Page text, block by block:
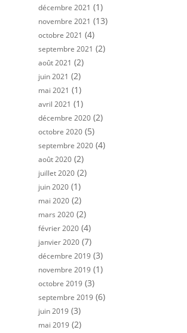
décembre 2021 (1)
novembre 2021 (13)
octobre 2021 (4)
septembre 2021 (2)
août 2021 (2)
juin 2021 (2)
mai 2021 (1)
avril 2021 (1)
décembre 2020 (2)
octobre 2020 (5)
septembre 2020 (4)
août 2020 (2)
juillet 2020 (2)
juin 2020 (1)
mai 2020 (2)
mars 2020 (2)
février 2020 (4)
janvier 2020 (7)
décembre 2019 (3)
novembre 2019 (1)
octobre 2019 (3)
septembre 2019 (6)
juin 2019 (3)
mai 2019 (2)